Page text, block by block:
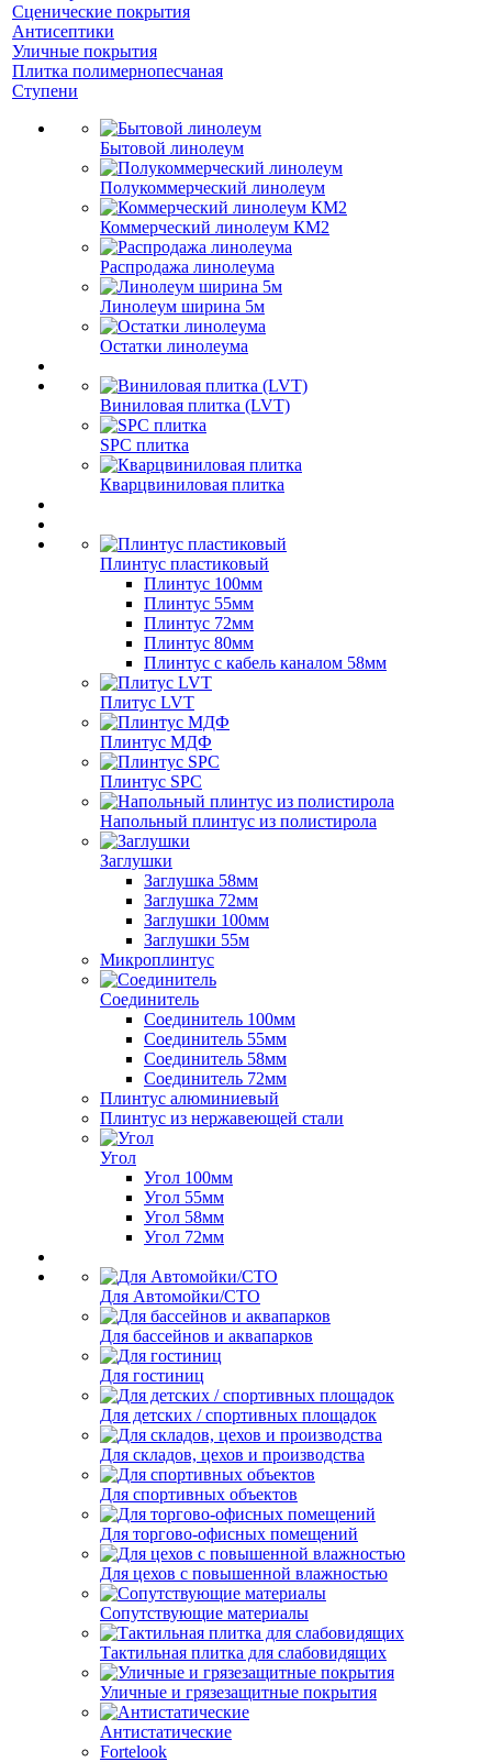
Сценические покрытия
Антисептики
Уличные покрытия
Плитка полимернопесчаная
Ступени
Бытовой линолеум
Полукоммерческий линолеум
Коммерческий линолеум КМ2
Распродажа линолеума
Линолеум ширина 5м
Остатки линолеума
Виниловая плитка (LVT)
SPC плитка
Кварцвиниловая плитка
Плинтус пластиковый
Плинтус 100мм
Плинтус 55мм
Плинтус 72мм
Плинтус 80мм
Плинтус с кабель каналом 58мм
Плитус LVT
Плинтус МДФ
Плинтус SPC
Напольный плинтус из полистирола
Заглушки
Заглушка 58мм
Заглушка 72мм
Заглушки 100мм
Заглушки 55м
Микроплинтус
Соединитель
Соединитель 100мм
Соединитель 55мм
Соединитель 58мм
Соединитель 72мм
Плинтус алюминиевый
Плинтус из нержавеющей стали
Угол
Угол 100мм
Угол 55мм
Угол 58мм
Угол 72мм
Для Автомойки/СТО
Для бассейнов и аквапарков
Для гостиниц
Для детских / спортивных площадок
Для складов, цехов и производства
Для спортивных объектов
Для торгово-офисных помещений
Для цехов с повышенной влажностью
Сопутствующие материалы
Тактильная плитка для слабовидящих
Уличные и грязезащитные покрытия
Антистатические
Fortelook